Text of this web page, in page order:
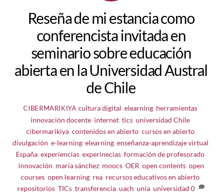
Reseña de mi estancia como
conferencista invitada en
seminario sobre educación
abierta en la Universidad Austral
de Chile
CIBERMARIKIYA cultura digital elearning, herramientas,
innovación docente internet tics universidad Chile
cibermarikiya, contenidos en abierto, cursos en abierto,
divulgación e-learning, elearning, enseñanza-aprendizaje virtual
España experiencias experinecias formación de profesorado
innovación maría sánchez, moocs, OER open contents, open
courses open learning rea recursos educativos en abierto
repositorios ,TICs ,transferencia ,uach ,unia ,universidad 0